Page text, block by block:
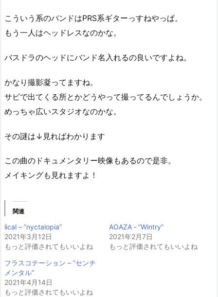
こういう系のバンドはPRS系ギターっすねやっぱ。
もう一人はヘッドレスなのかな。
バスドラのヘッドにバンド名入れるの良いですよね。
かなり撮影凝ってますね。
サビで出てくる所とかどうやって撮ってるんでしょうか。
めっちゃ広いスタジオなのかな。
その謎は↓見ればわかります
この曲のドキュメンタリー映像もあるので是非。
メイキングも見れますよ！
関連
lical – ”nyctalopia”
2021年3月12日
もっと評価されてもいいよね
AOAZA ‐ ”Wintry”
2021年2月7日
もっと評価されてもいいよね
フラスコテーション – ”センチ
メンタル”
2021年4月14日
もっと評価されてもいいよね